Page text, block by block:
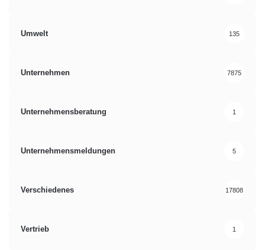
Umwelt 135
Unternehmen 7875
Unternehmensberatung 1
Unternehmensmeldungen 5
Verschiedenes 17808
Vertrieb 1